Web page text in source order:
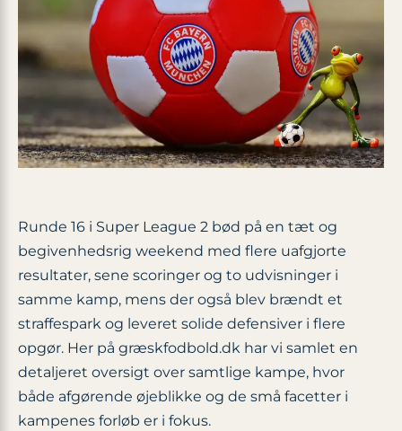
Runde 16 i Super League 2 bød på en tæt og
begivenhedsrig weekend med flere uafgjorte
resultater, sene scoringer og to udvisninger i
samme kamp, mens der også blev brændt et
straffespark og leveret solide defensiver i flere
opgør. Her på græskfodbold.dk har vi samlet en
detaljeret oversigt over samtlige kampe, hvor
både afgørende øjeblikke og de små facetter i
kampenes forløb er i fokus.